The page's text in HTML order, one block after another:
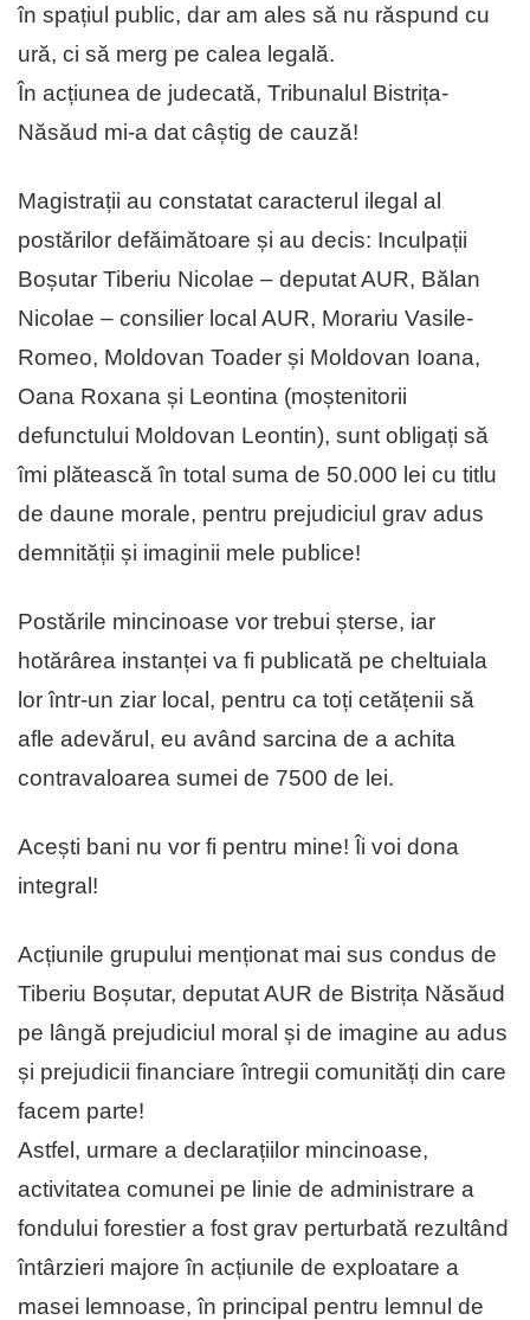
în spațiul public, dar am ales să nu răspund cu
ură, ci să merg pe calea legală.
În acțiunea de judecată, Tribunalul Bistrița-
Năsăud mi-a dat câștig de cauză!
Magistrații au constatat caracterul ilegal al
postărilor defăimătoare și au decis: Inculpații
Boșutar Tiberiu Nicolae – deputat AUR, Bălan
Nicolae – consilier local AUR, Morariu Vasile-
Romeo, Moldovan Toader și Moldovan Ioana,
Oana Roxana și Leontina (moștenitorii
defunctului Moldovan Leontin), sunt obligați să
îmi plătească în total suma de 50.000 lei cu titlu
de daune morale, pentru prejudiciul grav adus
demnității și imaginii mele publice!
Postările mincinoase vor trebui șterse, iar
hotărârea instanței va fi publicată pe cheltuiala
lor într-un ziar local, pentru ca toți cetățenii să
afle adevărul, eu având sarcina de a achita
contravaloarea sumei de 7500 de lei.
Acești bani nu vor fi pentru mine! Îi voi dona
integral!
Acțiunile grupului menționat mai sus condus de
Tiberiu Boșutar, deputat AUR de Bistrița Năsăud
pe lângă prejudiciul moral și de imagine au adus
și prejudicii financiare întregii comunități din care
facem parte!
Astfel, urmare a declarațiilor mincinoase,
activitatea comunei pe linie de administrare a
fondului forestier a fost grav perturbată rezultând
întârzieri majore în acțiunile de exploatare a
masei lemnoase, în principal pentru lemnul de